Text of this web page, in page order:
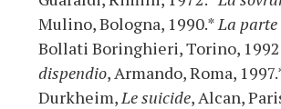
Mulino, Bologna, 1990.*La parte
Bollati Boringhieri, Torino,
dispendio, Armando, Roma,
Durkheim,Le suicide, Alcan,